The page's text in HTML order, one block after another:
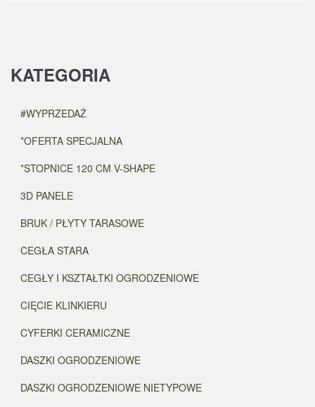
KATEGORIA
#WYPRZEDAŻ
*OFERTA SPECJALNA
*STOPNICE 120 CM V-SHAPE
3D PANELE
BRUK / PŁYTY TARASOWE
CEGŁA STARA
CEGŁY I KSZTAŁTKI OGRODZENIOWE
CIĘCIE KLINKIERU
CYFERKI CERAMICZNE
DASZKI OGRODZENIOWE
DASZKI OGRODZENIOWE NIETYPOWE